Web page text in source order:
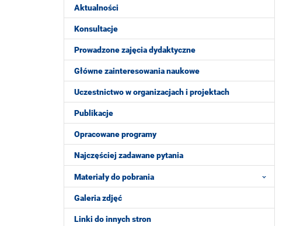
Aktualności
Konsultacje
Prowadzone zajęcia dydaktyczne
Główne zainteresowania naukowe
Uczestnictwo w organizacjach i projektach
Publikacje
Opracowane programy
Najczęściej zadawane pytania
Materiały do pobrania
Galeria zdjęć
Linki do innych stron